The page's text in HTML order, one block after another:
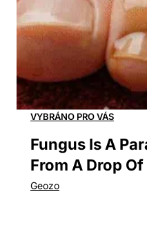
Fungus Is A
From A Drop